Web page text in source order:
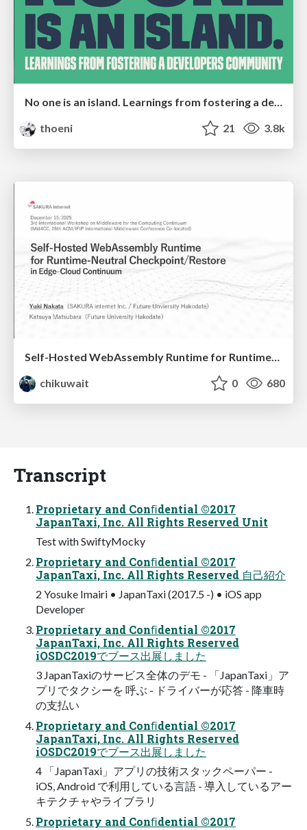
No one is an island. Learnings from fostering a developers community.
thoeni
21 3.8k
Self-Hosted WebAssembly Runtime for Runtime-Neutral Checkpoint/Restore in Edge–Cloud Continuum
chikuwait
0 680
Transcript
Proprietary and Conﬁdential ©2017
JapanTaxi, Inc. All Rights Reserved Unit
Test with SwiftyMocky
Proprietary and Conﬁdential ©2017
JapanTaxi, Inc. All Rights Reserved ⾃⼰紹介
2 Yosuke Imairi • JapanTaxi (2017.5 -) • iOS app
Developer
Proprietary and Conﬁdential ©2017
JapanTaxi, Inc. All Rights Reserved
iOSDC2019でブース出展しました
3 JapanTaxiのサービス全体のデモ - 「JapanTaxi」ア
プリでタクシーを 呼ぶ - ドライバーが応答 - 降⾞時
の⽀払い
Proprietary and Conﬁdential ©2017
JapanTaxi, Inc. All Rights Reserved
iOSDC2019でブース出展しました
4 「JapanTaxi」アプリの技術スタックペーパー -
iOS, Android で利⽤している⾔語 - 導⼊しているアー
キテクチャやライブラリ
Proprietary and Conﬁdential ©2017